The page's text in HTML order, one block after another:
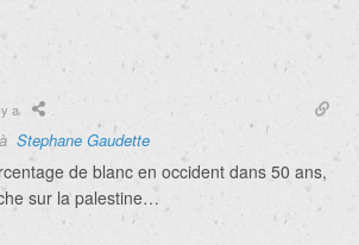
a
Stephane Gaudette
de blanc en occident dans 50 ans,
sur la palestine…